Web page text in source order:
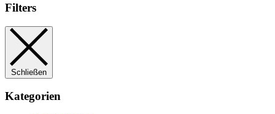
Filters
Schließen
Kategorien